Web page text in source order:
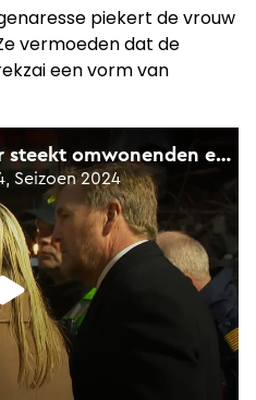
piekert de vrouw
vermoeden dat de
een vorm van